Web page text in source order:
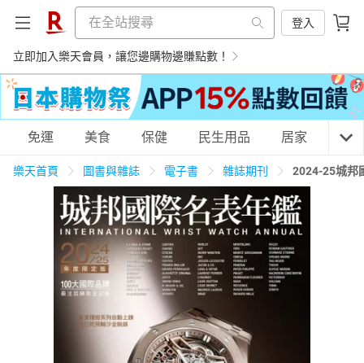
登入
立即加入樂天會員，讓您邊購物邊賺點數！
購物網分類
天天免運 美食蛋糕 養生保健 民生用品
居家生活 3C家電 運動休閒
男裝 化妝保養
免運 美食 保健 民生用品 居家 3C
樂天首頁 圖書與雜誌 電子書 雜誌期刊 2024-25城邦